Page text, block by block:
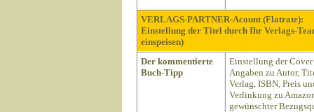
VERLAGS-PARTNER-Acount (Flatrate):
Einstellung der Titel durch Ihr Verlags-
einspeisen)
Der kommentierte
Buch-Tipp
Einstellung der
Angaben zu Autor,
Verlag, ISBN, Preis
Verlinkung zu
gewünschter